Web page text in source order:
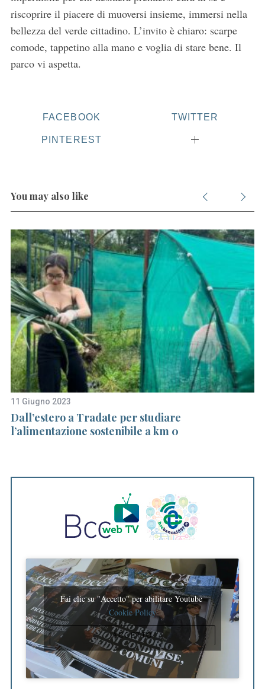
riscoprire il piacere di muoversi insieme, immersi nella
bellezza del verde cittadino. L’invito è chiaro: scarpe
comode, tappetino alla mano e voglia di stare bene. Il
parco vi aspetta.
FACEBOOK TWITTER
PINTEREST
You may also like
11 Giugno 2023
Dall’estero a Tradate per studiare
l’alimentazione sostenibile a km 0
Fai clic su "Accetto" per abilitare Youtube
Cookie Policy
ACCETTO